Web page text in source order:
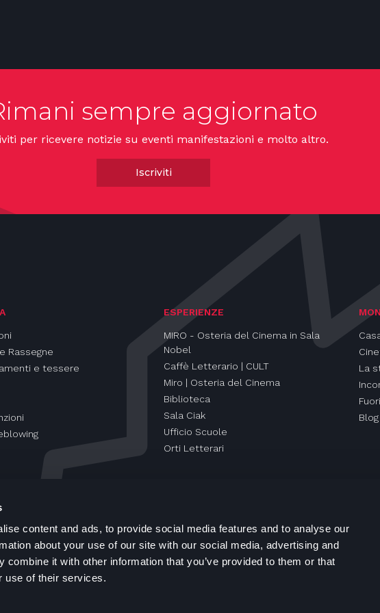
content and ads, to provide social media features and to analyse our
about your use of our site with our social media, advertising and
combine it with other information that you’ve provided to them or that
use of their services.
sempre aggiornato
per ricevere notizie su eventi manifestazioni e molto altro.
Iscriviti
Rassegne
e tessere
ESPERIENZE
MIRO - Osteria del Cinema in Sala
Nobel
Caffè Letterario | CULT
Miro | Osteria del Cinema
Biblioteca
Sala Ciak
Ufficio Scuole
Orti Letterari
La
Blog
Seguici su